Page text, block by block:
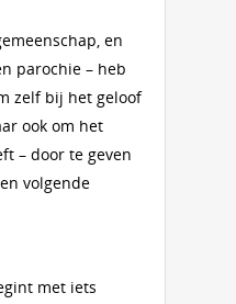
en
parochie – heb
zelf bij het geloof
ook om het
– door te geven
volgende
met iets